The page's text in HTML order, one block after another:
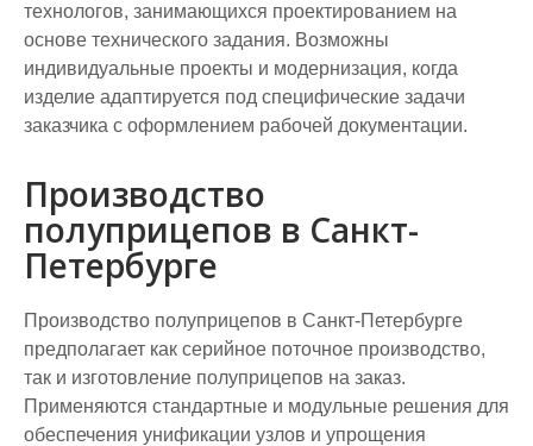
технологов, занимающихся проектированием на
основе технического задания. Возможны
индивидуальные проекты и модернизация, когда
изделие адаптируется под специфические задачи
заказчика с оформлением рабочей документации.
Производство
полуприцепов в Санкт-
Петербурге
Производство полуприцепов в Санкт-Петербурге
предполагает как серийное поточное производство,
так и изготовление полуприцепов на заказ.
Применяются стандартные и модульные решения для
обеспечения унификации узлов и упрощения